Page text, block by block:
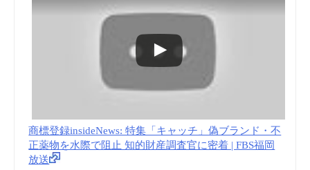
商標登録insideNews: 特集「キャッチ」偽ブランド・不
正薬物を水際で阻止 知的財産調査官に密着 | FBS福岡
放送